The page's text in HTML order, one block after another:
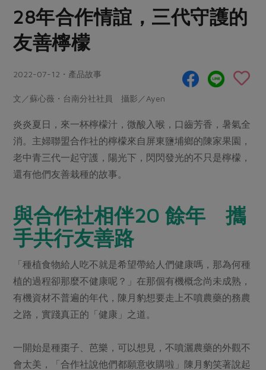
豆製品 米麵雜糧
肉品・水產
畜產肉類
水畜加工品
調理食材・點心
調味醬料/南北貨 烘焙
休閒零嘴
居家好物
美妝保養
家庭清潔 織品
日用品 圖書禮品
防災用品
最新產品
常備菜
蔬食
蛋料理
料理方式
醬料
湯品．鍋物
漬物
涼拌沙拉
飲品
主題食譜
異國料理
年菜食譜
節慶大餐
更多預購活動
合作25-精選產品第四彈
合作25-精選產品第三彈
更多當季產品
主婦聯盟X樂齡網特約優惠案
30%rPET紅烏龍茶
更多議題活動
把最好的台灣味帶回家！
社內大小事 合作聯合國
產品故事
樂齡生活
廚房瑜伽
減硝酸鹽 惜食
非基改運動 支持本土農糧
廢核運動
公益金 食農教育
更多議題
生活者e週報
綠主張月刊
關於我們
合作社組織
產品檢驗
自主把關
檢驗報告
硝酸鹽檢驗
社員權益
合作社法規
選舉專區
最新消息
下載專區
28年合作情誼，三代守護的
友善檸檬
2022-07-12・產品故事
文／蘇心薇・台南分社社員 攝影／Ayen
炎炎夏日，來一杯檸檬汁，微酸入喉，口齒芳香，暑氣全
消。主婦聯盟合作社的檸檬來自屏東鹽埔鄉的陳家果園，
老中青三代一起守護，陽光下，閃閃發光的不只是檸檬，
還有他們友善栽種的故事。
與合作社相伴20 餘年 攜
手共行友善路
「種植食物給人吃不就是希望帶給人們健康嗎，那為何種
植的過程卻那麼不健康呢？」在那個有機概念尚未成熟，
有機資材不普遍的年代，陳月豹想要走上不噴農藥的務農
之路，實踐真正的「健康」之道。
一開始是種棗子、芭樂，可以想見，不噴灑農藥的外觀不
會太美，「合作社說他們都願意收購啦」陳月豹笑著說起